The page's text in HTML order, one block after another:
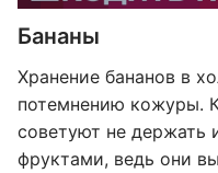
Бананы
Хранение бананов в
потемнению кожуры.
советуют не держать
фруктами, ведь они